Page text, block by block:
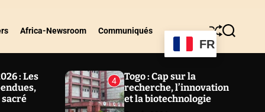
Africa-Newsroom Communiqués
FR
h
e
S
a
h
: Les
4
Togo : Cap sur la
recherche, l’innovation
et la biotechnologie